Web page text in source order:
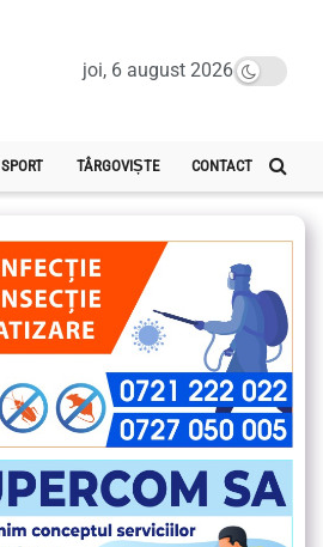
joi, 6 august 2026
SPORT TÂRGOVIȘTE CONTACT